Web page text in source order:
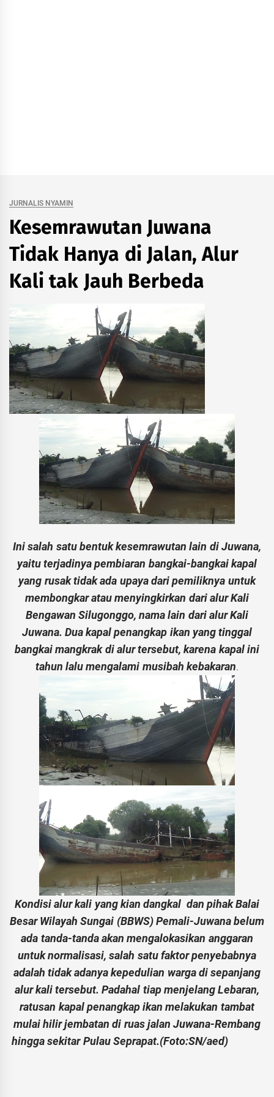
JURNALIS NYAMIN
Kesemrawutan Juwana
Tidak Hanya di Jalan, Alur
Kali tak Jauh Berbeda
Ini salah satu bentuk kesemrawutan lain di Juwana,
yaitu terjadinya pembiaran bangkai-bangkai kapal
yang rusak tidak ada upaya dari pemiliknya untuk
membongkar atau menyingkirkan dari alur Kali
Bengawan Silugonggo, nama lain dari alur Kali
Juwana. Dua kapal penangkap ikan yang tinggal
bangkai mangkrak di alur tersebut, karena kapal ini
tahun lalu mengalami musibah kebakaran.
Kondisi alur kali yang kian dangkal dan pihak Balai
Besar Wilayah Sungai (BBWS) Pemali-Juwana belum
ada tanda-tanda akan mengalokasikan anggaran
untuk normalisasi, salah satu faktor penyebabnya
adalah tidak adanya kepedulian warga di sepanjang
alur kali tersebut. Padahal tiap menjelang Lebaran,
ratusan kapal penangkap ikan melakukan tambat
mulai hilir jembatan di ruas jalan Juwana-Rembang
hingga sekitar Pulau Seprapat.(Foto:SN/aed)